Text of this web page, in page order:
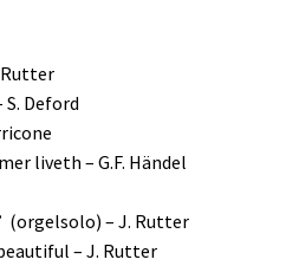
Deford
liveth – G.F. Händel
(orgelsolo) – J. Rutter
– J. Rutter